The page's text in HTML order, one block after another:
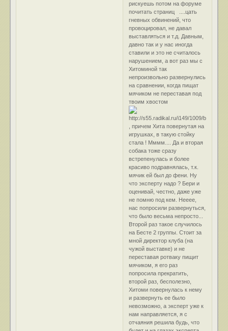
рискуешь потом на форуме
почитать страниц ....цать
гневных обвинений, что
провоцировал, не давал
выставляться и т.д. Давным,
давно так и у нас иногда
ставили и это не считалось
нарушением, а вот раз мы с
Хитоминой так
непроизвольно развернулись
на сравнении, когда пищат
мячиком не переставая под
твоим хвостом
, причем Хита повернутая на
игрушках, в такую стойку
стала ! Мммм.... Да и вторая
собака тоже сразу
встрепенулась и более
красиво подравнялась, т.к.
мячик ей был до фени. Ну
что эксперту надо ? Бери и
оценивай, честно, даже уже
не помню под кем. Нееее,
нас попросили развернуться,
что было весьма непросто...
Второй раз такое случилось
на Бесте 2 группы. Стоит за
мной директор клуба (на
чужой выставке) и не
переставая ротваку пищит
мячиком, я его раз
попросила прекратить,
второй раз, бесполезно,
Хитоми повернулась к нему
и развернуть ее было
невозможно, а эксперт уже к
нам направляется, я с
отчаяния решила будь, что